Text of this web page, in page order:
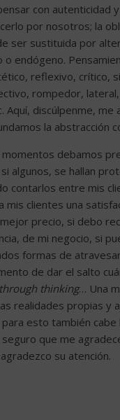
con autenticidad
por nosotros; la
ser sustituida por
o endógeno.
reflexivo, crítico,
rompedor,
Aquí, discúlpenme, me
la abstracción
debamos
algunos, se hallan
contarlos entre mis
mis clientes una
precio, si debo
de mi negocio, si
formas de
de dar el salto
thinking… Una
realidades propias y
esto también cabe
seguro que me
su atención.